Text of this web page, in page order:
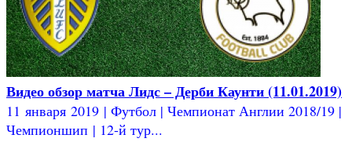
Видео обзор матча Лидс – Дерби Каунти (11.01.2019)
11 января 2019 | Футбол | Чемпионат Англии 2018/19 |
Чемпионшип | 12-й тур...